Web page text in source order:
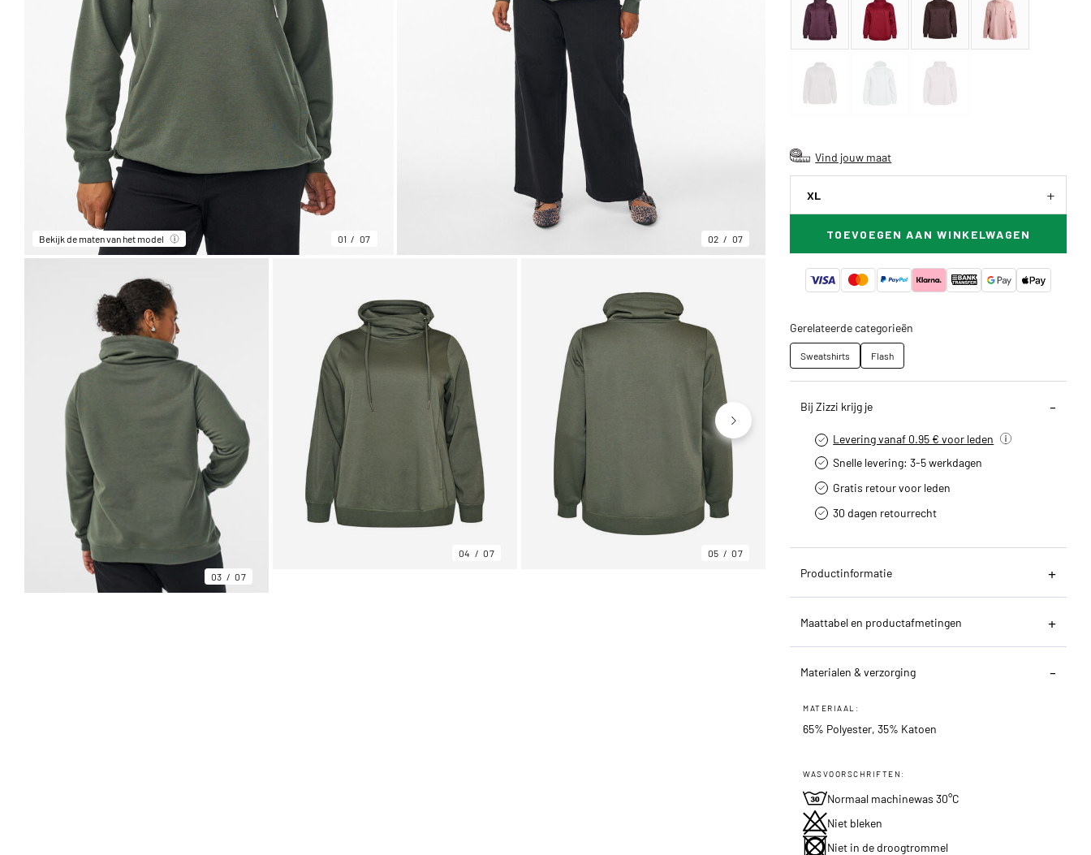
Bekijk de maten van het model 01 07 02 07
03 07
04 07 05 07
Vind jouw maat
XL
TOEVOEGEN AAN WINKELWAGEN
Gerelateerde categorieën
Sweatshirts Flash
Bij Zizzi krijg je
Levering vanaf 0.95 € voor leden
Snelle levering: 3-5 werkdagen
Gratis retour voor leden
30 dagen retourrecht­
Productinformatie
Maattabel en productafmetingen
Materialen & verzorging
MATERIAAL:
65% Polyester, 35% Katoen
WASVOORSCHRIFTEN:
Normaal machinewas 30°C
Niet bleken
Niet in de droogtrommel